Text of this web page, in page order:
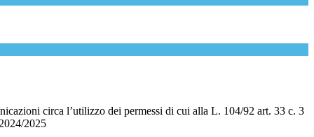
circa l’utilizzo dei permessi di cui alla L. 104/92 art. 33 c. 3
2025